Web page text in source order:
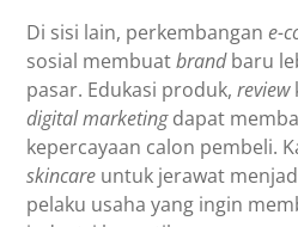
Di sisi lain, perkembangane-
sosial membuatbrandbaru
pasar. Edukasi produk,review
digital marketingdapat
kepercayaan calon pembeli.
skincare untuk jerawat
pelaku usaha yang ingin